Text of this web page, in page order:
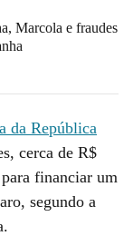
Marcola e fraudes
da República
cerca de R$
financiar um
segundo a